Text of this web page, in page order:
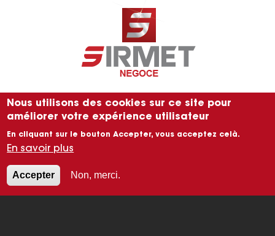
Nous utilisons des cookies sur ce site pour
améliorer votre expérience utilisateur
En cliquant sur le bouton Accepter, vous acceptez celà.
En savoir plus
Accepter Non, merci.